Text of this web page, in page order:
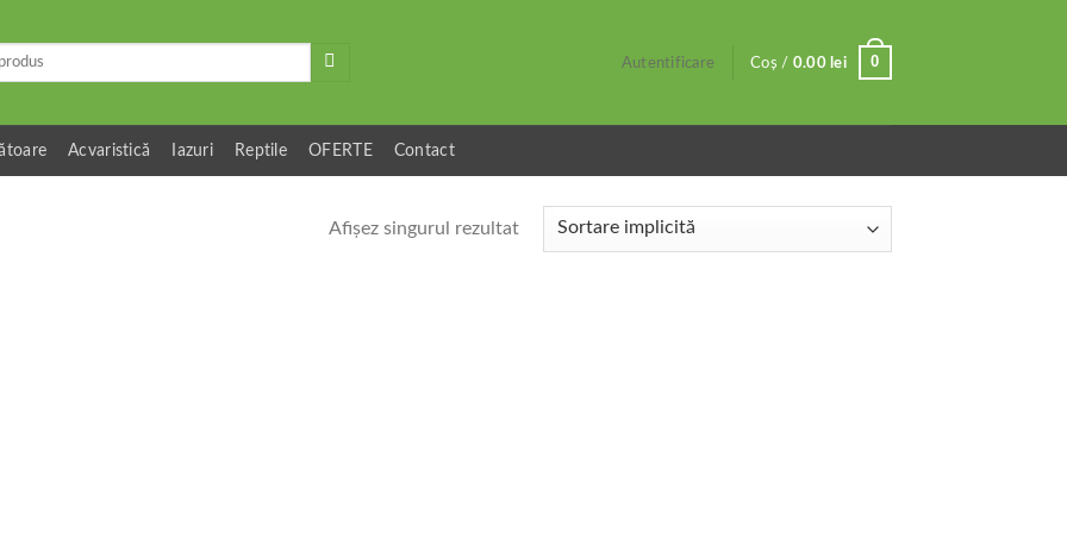
Autentificare Coș / 0.00 lei 0
Acvaristică Iazuri Reptile OFERTE Contact
Afișez singurul rezultat